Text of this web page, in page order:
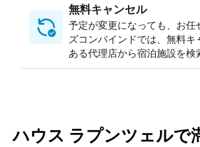
無料キャンセル
予定が変更になっても、お
ズコンバインドでは、無料
ある代理店から宿泊施設を検
ハウス ラプンツェルで